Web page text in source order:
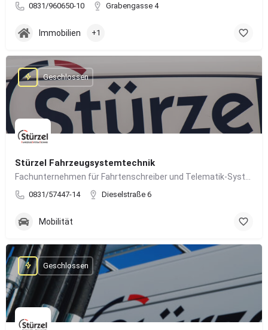
0831/960650-10 Grabengasse 4
Immobilien +1
Stürzel Fahrzeugsystemtechnik
0831/57447-14 Dieselstraße 6
Geschlossen
Mobilität
Geschlossen